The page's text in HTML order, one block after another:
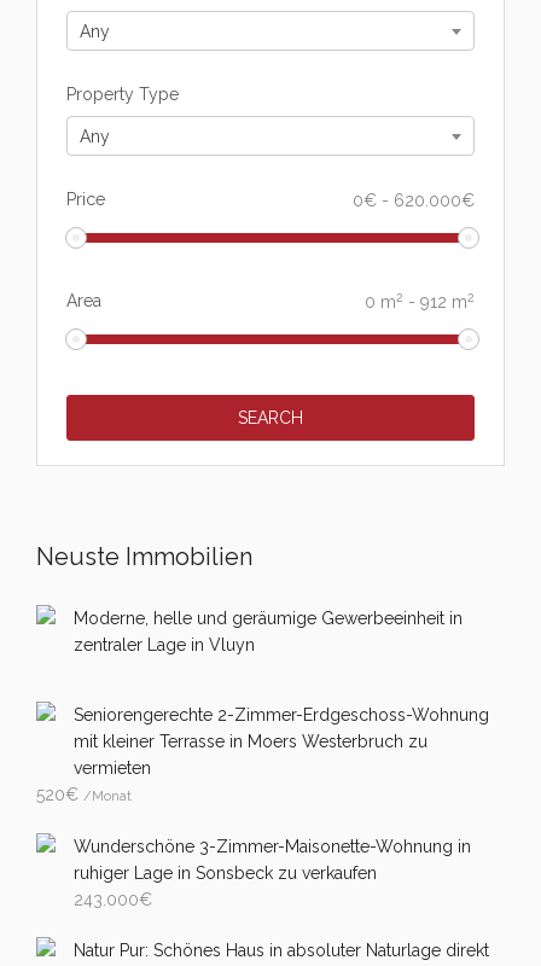
Any
Property Type
Any
Price 0€ - 620.000€
Area 0 m2 - 912 m2
Neuste Immobilien
Moderne, helle und geräumige Gewerbeeinheit in
zentraler Lage in Vluyn
Seniorengerechte 2-Zimmer-Erdgeschoss-Wohnung
mit kleiner Terrasse in Moers Westerbruch zu
vermieten
520€ /Monat
Wunderschöne 3-Zimmer-Maisonette-Wohnung in
ruhiger Lage in Sonsbeck zu verkaufen
243.000€
Natur Pur: Schönes Haus in absoluter Naturlage direkt